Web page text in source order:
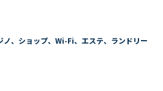
ノ、ショップ、Wi-Fi、エステ、ランドリー